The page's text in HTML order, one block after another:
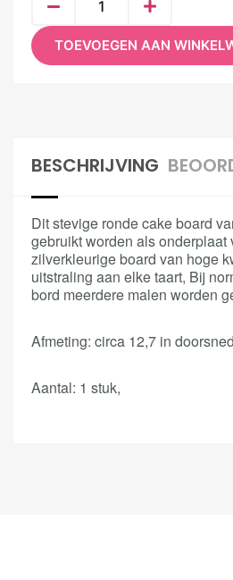
TOEVOEGEN AAN
BESCHRIJVING
Dit stevige ronde cake board
gebruikt worden als onderplaat
zilverkleurige board van hoge
uitstraling aan elke taart, Bij
bord meerdere malen worden
Afmeting: circa 12,7 in
Aantal: 1 stuk,